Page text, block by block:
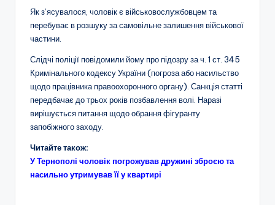
Як з’ясувалося, чоловік є військовослужбовцем та
перебуває в розшуку за самовільне залишення військової
частини.
Слідчі поліції повідомили йому про підозру за ч. 1 ст. 345
Кримінального кодексу України (погроза або насильство
щодо працівника правоохоронного органу). Санкція статті
передбачає до трьох років позбавлення волі. Наразі
вирішується питання щодо обрання фігуранту
запобіжного заходу.
Читайте також:
У Тернополі чоловік погрожував дружині зброєю та
насильно утримував її у квартирі